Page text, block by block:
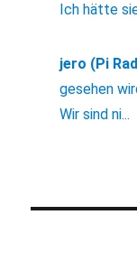
Ich hätte
jero (Pi
gesehen
Wir sind ni...